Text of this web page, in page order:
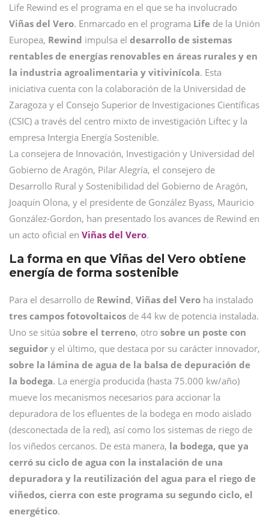
Life Rewind es el programa en el que se ha involucrado
Viñas del Vero. Enmarcado en el programa Life de la Unión
Europea, Rewind impulsa el desarrollo de sistemas
rentables de energías renovables en áreas rurales y en
la industria agroalimentaria y vitivinícola. Esta
iniciativa cuenta con la colaboración de la Universidad de
Zaragoza y el Consejo Superior de Investigaciones Científicas
(CSIC) a través del centro mixto de investigación Liftec y la
empresa Intergia Energía Sostenible.
La consejera de Innovación, Investigación y Universidad del
Gobierno de Aragón, Pilar Alegría, el consejero de
Desarrollo Rural y Sostenibilidad del Gobierno de Aragón,
Joaquín Olona, y el presidente de González Byass, Mauricio
González-Gordon, han presentado los avances de Rewind en
un acto oficial en Viñas del Vero.
La forma en que Viñas del Vero obtiene
energía de forma sostenible
Para el desarrollo de Rewind, Viñas del Vero ha instalado
tres campos fotovoltaicos de 44 kw de potencia instalada.
Uno se sitúa sobre el terreno, otro sobre un poste con
seguidor y el último, que destaca por su carácter innovador,
sobre la lámina de agua de la balsa de depuración de
la bodega. La energía producida (hasta 75.000 kw/año)
mueve los mecanismos necesarios para accionar la
depuradora de los efluentes de la bodega en modo aislado
(desconectada de la red), así como los sistemas de riego de
los viñedos cercanos. De esta manera, la bodega, que ya
cerró su ciclo de agua con la instalación de una
depuradora y la reutilización del agua para el riego de
viñedos, cierra con este programa su segundo ciclo, el
energético.